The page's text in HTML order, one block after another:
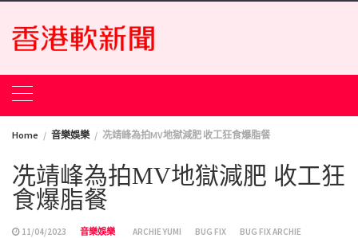
Skip
content
Home 音樂娛樂 冼靖峰為拍MV地獄減肥 收工狂食爆脂餐
冼靖峰為拍MV地獄減肥 收工狂
食爆脂餐
11/04/2023 音樂娛樂 ARCHIE YUMI BUG FIX
BUG FIX ARCHIE